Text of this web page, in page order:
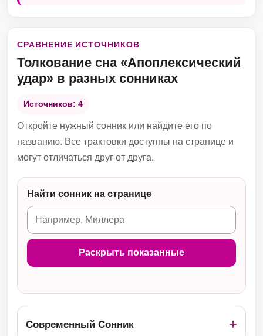
СРАВНЕНИЕ ИСТОЧНИКОВ
Толкование сна «Апоплексический
удар» в разных сонниках
Источников: 4
Откройте нужный сонник или найдите его по
названию. Все трактовки доступны на странице и
могут отличаться друг от друга.
Найти сонник на странице
Раскрыть показанные
Современный Сонник